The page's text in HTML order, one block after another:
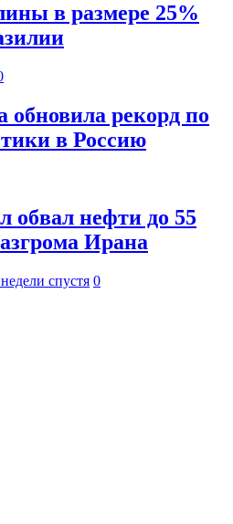
в размере 25%
обновила рекорд по
в Россию
обвал нефти до 55
Ирана
спустя 0